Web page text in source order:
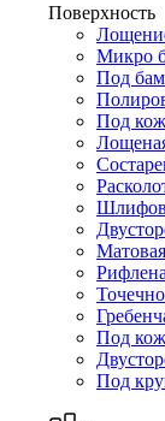
Поверхность
Микро
Под
Под
Матовая
Под
Под